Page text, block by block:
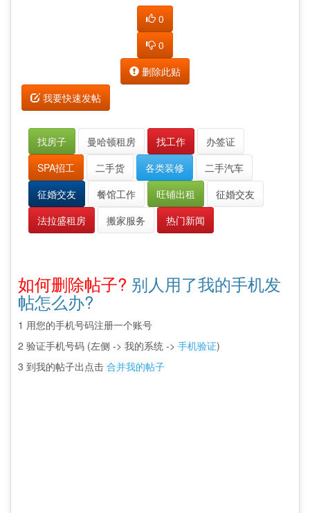
0
0
删除此贴
我要快速发帖
找房子 曼哈顿租房 找工作
办签证
SPA招工
二手货 各类装修
二手汽车
征婚交友
餐馆工作 旺铺出租
征婚交友
法拉盛租房
搬家服务 热门新闻
如何删除帖子? 别人用了我的手机发
帖怎么办?
1 用您的手机号码注册一个账号
2 验证手机号码 (左侧 -> 我的系统 -> 手机验证)
3 到我的帖子出点击 合并我的帖子